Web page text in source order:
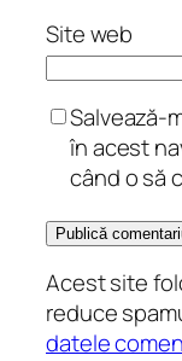
Site web
Salvează-
în acest
când o să
Acest site
reduce
datele